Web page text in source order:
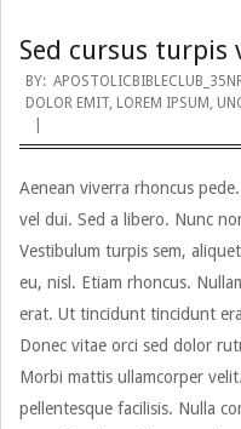
Sed cursus turpis
2015-
01-
09
BY:
DOLOR EMIT, LOREM IPSUM ,
Aenean viverra rhoncus
vel dui. Sed a libero. Nunc
Vestibulum turpis sem,
eu, nisl. Etiam rhoncus.
erat. Ut tincidunt tincidunt
Donec vitae orci sed dolor
Morbi mattis ullamcorper
pellentesque facilisis. Nulla